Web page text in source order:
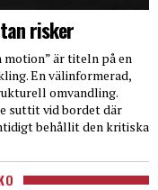
risker
motion” är titeln på en
En välinformerad,
omvandling.
suttit vid bordet där
behållit den kritiska